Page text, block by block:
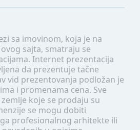
sa imovinom, koja je na
sajta, smatraju se
Internet prezentacija
da prezentuje tačne
vid prezentovanja podložan je
i promenama cena. Sve
koje se prodaju su
se mogu dobiti
profesionalnog arhitekte ili